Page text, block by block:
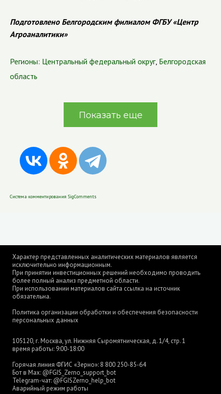
Подготовлено Белгородским филиалом ФГБУ «Центр
Агроаналитики»
Регионы: Центральный федеральный округ, Белгородская
область
Показать еще
Система комментирования SigComments
Характер представленных аналитических материалов является
исключительно информационным.
При принятии инвестиционных решений необходимо проводить
более полный анализ предметной области.
При использовании материалов сайта ссылка на источник
обязательна.
Политика организации обработки и обеспечения безопасности
персональных данных
105120, г. Москва, ул. Нижняя Сыромятническая, д. 1/4, стр. 1
время работы: 9:00-18:00
Горячая линия ФГИС «Зерно»: 8 800 250-85-64
Бот в Max: @FGIS_Zerno_support_bot
Telegram-чат: @FGISZerno_help_bot
Аварийный режим работы